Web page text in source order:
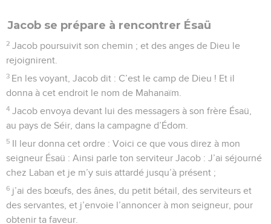
Jacob se prépare à rencontrer Ésaü
2 Jacob poursuivit son chemin ; et des anges de Dieu le
rejoignirent.
3 En les voyant, Jacob dit : C’est le camp de Dieu ! Et il
donna à cet endroit le nom de Mahanaïm.
4 Jacob envoya devant lui des messagers à son frère Ésaü,
au pays de Séir, dans la campagne d’Édom.
5 Il leur donna cet ordre : Voici ce que vous direz à mon
seigneur Ésaü : Ainsi parle ton serviteur Jacob : J’ai séjourné
chez Laban et je m’y suis attardé jusqu’à présent ;
6 j’ai des bœufs, des ânes, du petit bétail, des serviteurs et
des servantes, et j’envoie l’annoncer à mon seigneur, pour
obtenir ta faveur.